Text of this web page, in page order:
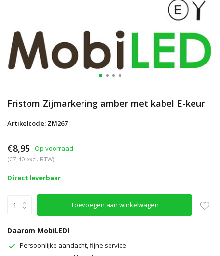
Fristom Zijmarkering amber met kabel E-keur
Artikelcode: ZM267
€8,95 Op voorraad
(€7,40 excl. BTW)
Direct leverbaar
Toevoegen aan winkelwagen
Daarom MobiLED!
Persoonlijke aandacht, fijne service